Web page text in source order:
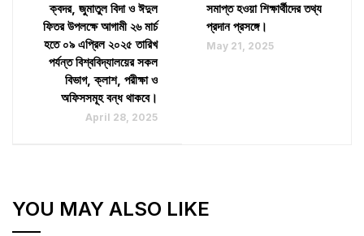
ক্বদর, জুমাতুল বিদা ও ঈদুল
ফিতর উপলক্ষে আগামী ২৬ মার্চ
হতে ০৯ এপ্রিল ২০২৫ তারিখ
পর্যন্ত বিশ্ববিদ্যালয়ের সকল
বিভাগ, ক্লাশ, পরীক্ষা ও
অফিসসমূহ বন্ধ থাকবে।
April 28, 2025
সমাপ্ত হওয়া শিক্ষার্থীদের তথ্য
প্রদান প্রসঙ্গে।
May 21, 2025
YOU MAY ALSO LIKE